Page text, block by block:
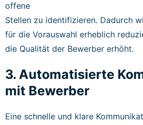
offene
Stellen zu identifizieren. Dadurch
für die Vorauswahl erheblich
die Qualität der Bewerber erhöht.
3. Automatisierte
mit Bewerber
Eine schnelle und klare